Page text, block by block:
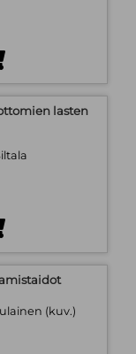
lasten
(kuv.)